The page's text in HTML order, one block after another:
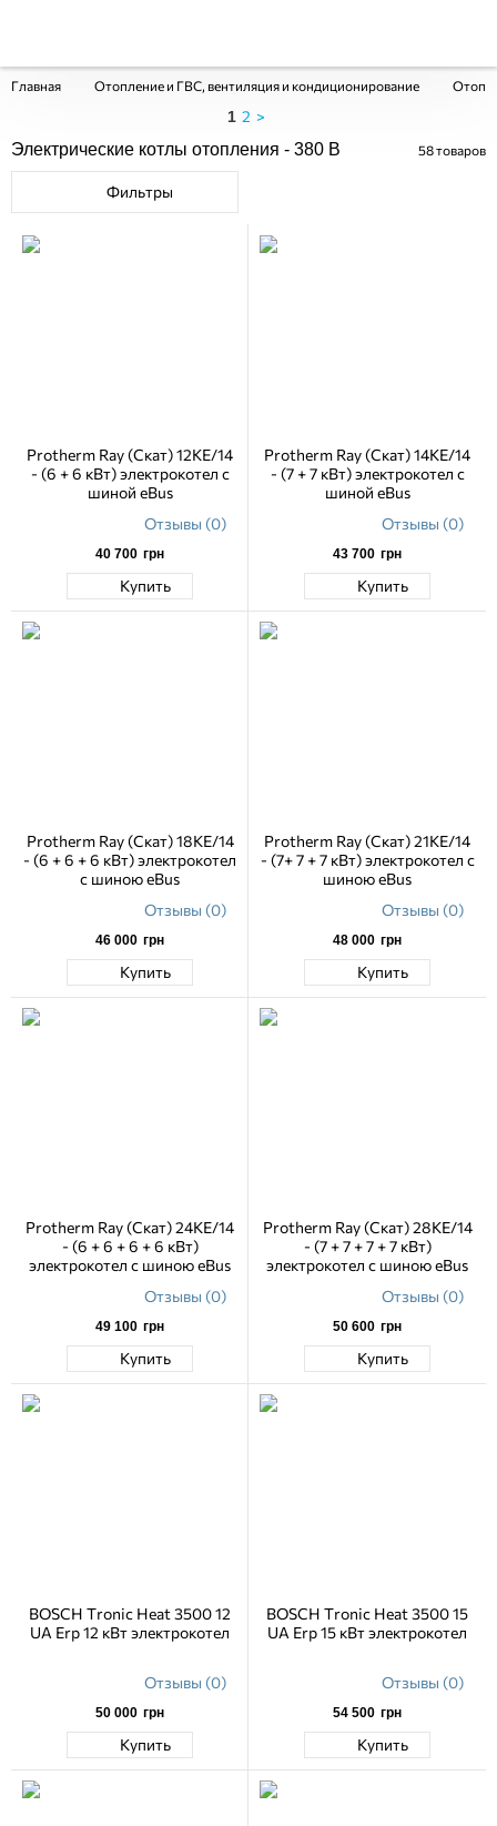
Главная Отопление и ГВС, вентиляция и кондиционирование
1 2 >
Электрические котлы отопления - 380 В
58товаров
Фильтры
Protherm Ray (Скат) 12KE/14
- (6 + 6 кВт) электрокотел с
шиной eBus
Отзывы (0)
40 700 грн
Купить
Protherm Ray (Скат) 14KE/14
- (7 + 7 кВт) электрокотел с
шиной eBus
Отзывы (0)
43 700 грн
Купить
Protherm Ray (Скат) 18KE/14
- (6 + 6 + 6 кВт) электрокотел
с шиною eBus
Отзывы (0)
46 000 грн
Купить
Protherm Ray (Скат) 21KE/14
- (7+ 7 + 7 кВт) электрокотел с
шиною eBus
Отзывы (0)
48 000 грн
Купить
Protherm Ray (Скат) 24KE/14
- (6 + 6 + 6 + 6 кВт)
электрокотел с шиною eBus
Отзывы (0)
49 100 грн
Купить
Protherm Ray (Скат) 28KE/14
- (7 + 7 + 7 + 7 кВт)
электрокотел с шиною eBus
Отзывы (0)
50 600 грн
Купить
BOSCH Tronic Heat 3500 12
UA Erp 12 кВт электрокотел
Отзывы (0)
50 000 грн
Купить
BOSCH Tronic Heat 3500 15
UA Erp 15 кВт электрокотел
Отзывы (0)
54 500 грн
Купить